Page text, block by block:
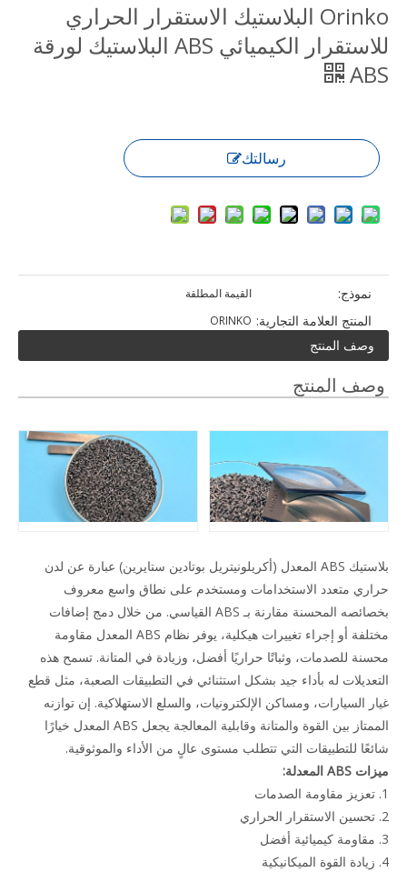
Orinko البلاستيك الاستقرار الحراري
للاستقرار الكيميائي ABS البلاستيك لورقة
ABS
رسالتك
نموذج: القيمة المطلقة
المنتج العلامة التجارية: ORINKO
وصف المنتج
وصف المنتج
بلاستيك ABS المعدل (أكريلونيتريل بوتادين ستايرين) عبارة عن لدن
حراري متعدد الاستخدامات ومستخدم على نطاق واسع معروف
بخصائصه المحسنة مقارنة بـ ABS القياسي. من خلال دمج إضافات
مختلفة أو إجراء تغييرات هيكلية، يوفر نظام ABS المعدل مقاومة
محسنة للصدمات، وثباتًا حراريًا أفضل، وزيادة في المتانة. تسمح هذه
التعديلات له بأداء جيد بشكل استثنائي في التطبيقات الصعبة، مثل قطع
غيار السيارات، ومساكن الإلكترونيات، والسلع الاستهلاكية. إن توازنه
الممتاز بين القوة والمتانة وقابلية المعالجة يجعل ABS المعدل خيارًا
شائعًا للتطبيقات التي تتطلب مستوى عالٍ من الأداء والموثوقية.
ميزات ABS المعدلة:
1. تعزيز مقاومة الصدمات
2. تحسين الاستقرار الحراري
3. مقاومة كيميائية أفضل
4. زيادة القوة الميكانيكية